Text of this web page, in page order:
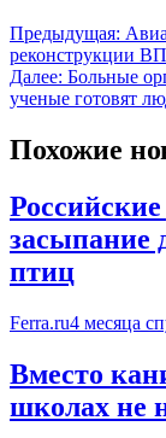
Предыдущая:
реконструкции
Далее: Больные
ученые готовят
Похожие
засыпание
птиц
Ferra.ru4 месяца
Вместо
школах не